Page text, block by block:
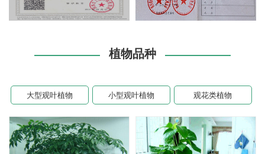
植物品种
大型观叶植物 小型观叶植物 观花类植物